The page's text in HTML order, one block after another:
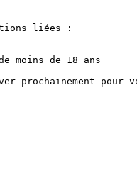
liées :
moins de 18 ans
prochainement pour